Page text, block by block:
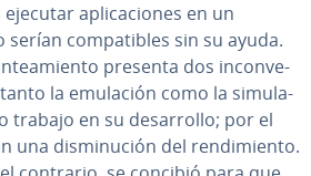
apli­ca­cio­nes en un
serían co­m­pa­ti­bles sin su ayuda.
presenta dos in­co­n­ve­
la emulación como la si­mu­la­
trabajo en su de­sa­rro­llo; por el
una di­s­mi­nu­ción del re­n­di­mie­n­to.